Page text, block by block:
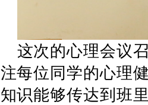
这次的心理会议
注每位同学的心理
知识能够传达到班